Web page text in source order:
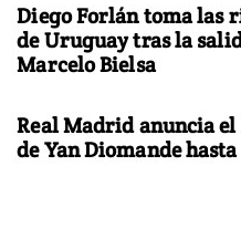
Diego Forlán toma las
de Uruguay tras la
Marcelo Bielsa
Real Madrid anuncia
de Yan Diomande hasta